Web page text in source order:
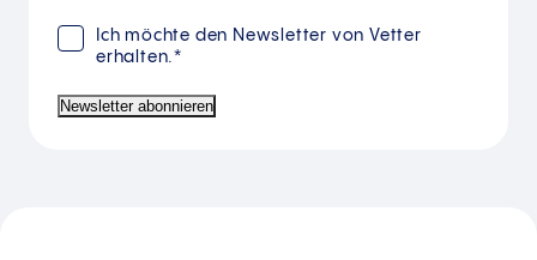
Ich möchte den Newsletter von Vetter
erhalten.*
Newsletter abonnieren